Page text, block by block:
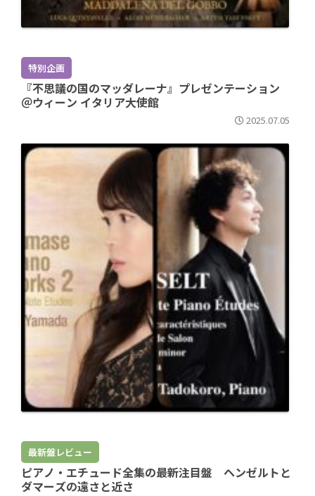
特別企画
『不思議の国のマッダレーナ』プレゼンテーション
＠ウィーン イタリア大使館
2025.07.05
最新盤レビュー
ピアノ・エチュード全集の最新注目盤 ヘンゼルトと
ダマーズの遠さと近さ